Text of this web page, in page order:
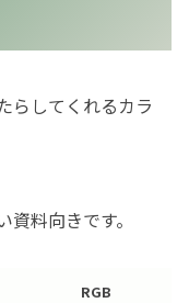
らしてくれるカラ
料向きです。
RGB